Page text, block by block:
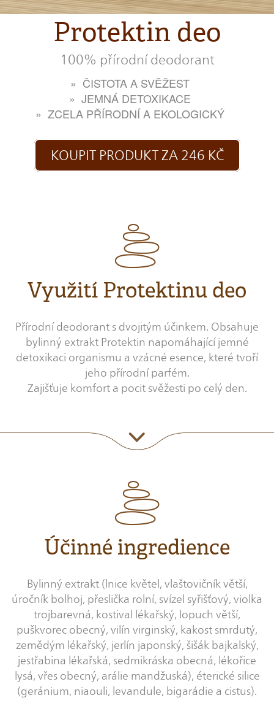
Protektin deo
100% přírodní deodorant
ČISTOTA A SVĚŽEST
JEMNÁ DETOXIKACE
ZCELA PŘÍRODNÍ A EKOLOGICKÝ
KOUPIT PRODUKT ZA 246 KČ
Využití Protektinu deo
Přírodní deodorant s dvojitým účinkem. Obsahuje
bylinný extrakt Protektin napomáhající jemné
detoxikaci organismu a vzácné esence, které tvoří
jeho přírodní parfém.
Zajišťuje komfort a pocit svěžesti po celý den.
Účinné ingredience
Bylinný extrakt (lnice květel, vlaštovičník větší,
úročník bolhoj, přeslička rolní, svízel syřišťový, violka
trojbarevná, kostival lékařský, lopuch větší,
puškvorec obecný, vilín virginský, kakost smrdutý,
zemědým lékařský, jerlín japonský, šišák bajkalský,
jestřabina lékařská, sedmikráska obecná, lékořice
lysá, vřes obecný, arálie mandžuská), éterické silice
(geránium, niaouli, levandule, bigarádie a cistus).